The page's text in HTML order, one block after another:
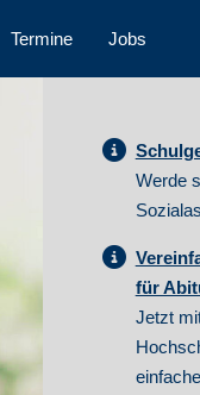
Termine Jobs
Werde
für
Jetzt